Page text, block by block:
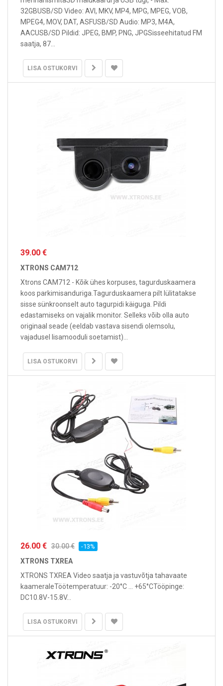
32GBUSB/SD Video: AVI, MKV, MP4, MPG, MPEG, VOB,
MPEG4, MOV, DAT, ASFUSB/SD Audio: MP3, M4A,
AACUSB/SD Pildid: JPEG, BMP, PNG, JPGSisseehitatud FM
saatja, 87...
LISA OSTUKORVI
39.00 €
XTRONS CAM712
Xtrons CAM712 - Kõik ühes korpuses, tagurduskaamera
koos parkimisanduriga.Tagurduskaamera pilt lülitatakse
sisse sünkroonselt auto tagurpidi käiguga. Pildi
edastamiseks on vajalik monitor. Selleks võib olla auto
originaal seade (eeldab vastava sisendi olemsolu,
vajadusel lisamooduli soetamist)...
LISA OSTUKORVI
26.00 € 30.00 € -13%
XTRONS TXREA
XTRONS TXREA Video saatja ja vastuvõtja tahavaate
kaameraleTöötemperatuur: -20°C ... +65°CTööpinge:
DC10.8V-15.8V...
LISA OSTUKORVI